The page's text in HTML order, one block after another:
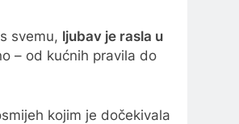
svemu, ljubav je rasla u
– od kućnih pravila do
kojim je dočekivala